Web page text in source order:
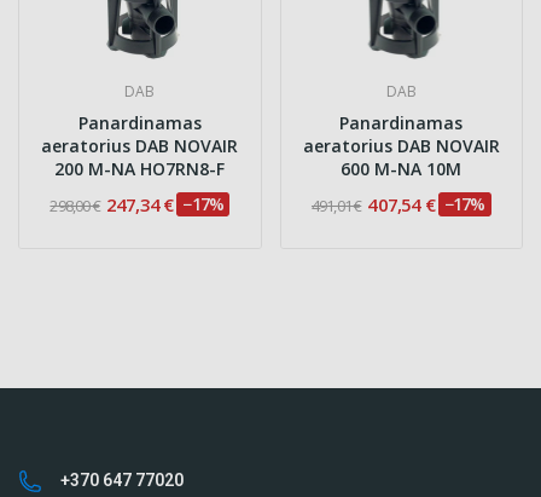
DAB
Panardinamas
aeratorius DAB NOVAIR
200 M-NA HO7RN8-F
298,00 € 247,34 € −17%
DAB
Panardinamas
aeratorius DAB NOVAIR
600 M-NA 10M
491,01 € 407,54 € −17%
+370 647 77020